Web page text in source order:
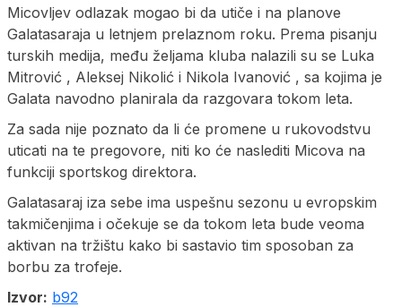
Micovljev odlazak mogao bi da utiče i na planove
Galatasaraja u letnjem prelaznom roku. Prema pisanju
turskih medija, među željama kluba nalazili su se Luka
Mitrović , Aleksej Nikolić i Nikola Ivanović , sa kojima je
Galata navodno planirala da razgovara tokom leta.
Za sada nije poznato da li će promene u rukovodstvu
uticati na te pregovore, niti ko će naslediti Micova na
funkciji sportskog direktora.
Galatasaraj iza sebe ima uspešnu sezonu u evropskim
takmičenjima i očekuje se da tokom leta bude veoma
aktivan na tržištu kako bi sastavio tim sposoban za
borbu za trofeje.
Izvor: b92